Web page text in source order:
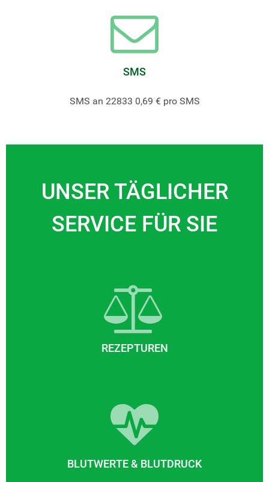
SMS
SMS an 22833 0,69 € pro SMS
UNSER TÄGLICHER
SERVICE FÜR SIE
REZEPTUREN
BLUTWERTE & BLUTDRUCK